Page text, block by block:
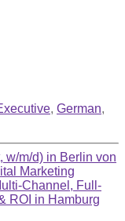
, German,
w/m/d) in Berlin von
Marketing
Channel, Full-
ROI in Hamburg